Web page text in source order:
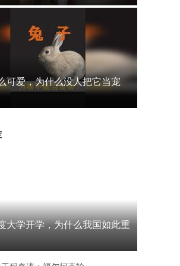
34:16
谁不想有
千万不要随便许愿，实现了
可爱，为什么没人把它当宠
大学开学，为什么我国如此重